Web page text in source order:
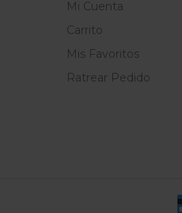
Mi Cuenta
Carrito
Mis Favoritos
Ratrear Pedido